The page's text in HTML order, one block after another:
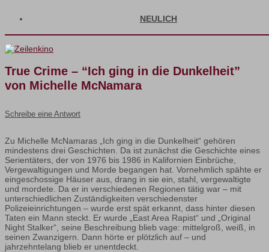
NEULICH
True Crime – “Ich ging in die Dunkelheit”
von Michelle McNamara
Schreibe eine Antwort
Zu Michelle McNamaras „Ich ging in die Dunkelheit“ gehören
mindestens drei Geschichten. Da ist zunächst die Geschichte eines
Serientäters, der von 1976 bis 1986 in Kalifornien Einbrüche,
Vergewaltigungen und Morde begangen hat. Vornehmlich spähte er
eingeschossige Häuser aus, drang in sie ein, stahl, vergewaltigte
und mordete. Da er in verschiedenen Regionen tätig war – mit
unterschiedlichen Zuständigkeiten verschiedenster
Polizeieinrichtungen – wurde erst spät erkannt, dass hinter diesen
Taten ein Mann steckt. Er wurde „East Area Rapist“ und „Original
Night Stalker“, seine Beschreibung blieb vage: mittelgroß, weiß, in
seinen Zwanzigern. Dann hörte er plötzlich auf – und
jahrzehntelang blieb er unentdeckt.